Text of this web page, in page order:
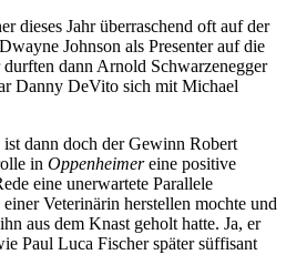
dieses Jahr überraschend oft auf der
Johnson als Presenter auf die
dann Arnold Schwarzenegger
Danny DeVito sich mit Michael
dann doch der Gewinn Robert
in Oppenheimereine positive
eine unerwartete Parallele
Veterinärin herstellen mochte und
aus dem Knast geholt hatte. Ja, er
Paul Luca Fischer später süffisant